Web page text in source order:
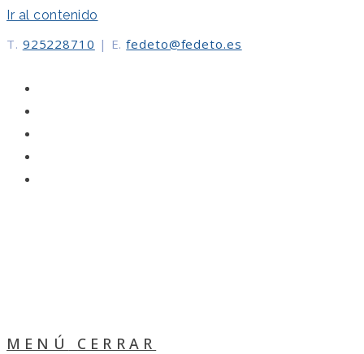
Ir al contenido
T. 925228710 | E. fedeto@fedeto.es
MENÚ CERRAR